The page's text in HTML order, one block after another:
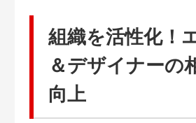
組織を活性化！
＆デザイナーの
向上